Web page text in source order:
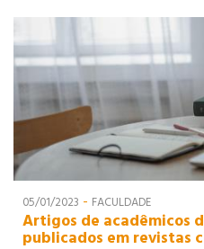
05/01/2023 - FACULDADE
Artigos de acadêmicos
publicados em revistas